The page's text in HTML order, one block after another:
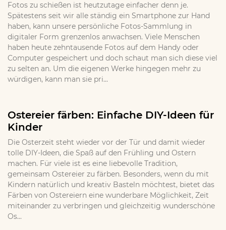
Fotos zu schießen ist heutzutage einfacher denn je.
Spätestens seit wir alle ständig ein Smartphone zur Hand
haben, kann unsere persönliche Fotos-Sammlung in
digitaler Form grenzenlos anwachsen. Viele Menschen
haben heute zehntausende Fotos auf dem Handy oder
Computer gespeichert und doch schaut man sich diese viel
zu selten an. Um die eigenen Werke hingegen mehr zu
würdigen, kann man sie pri...
Ostereier färben: Einfache DIY-Ideen für
Kinder
Die Osterzeit steht wieder vor der Tür und damit wieder
tolle DIY-Ideen, die Spaß auf den Frühling und Ostern
machen. Für viele ist es eine liebevolle Tradition,
gemeinsam Ostereier zu färben. Besonders, wenn du mit
Kindern natürlich und kreativ Basteln möchtest, bietet das
Färben von Ostereiern eine wunderbare Möglichkeit, Zeit
miteinander zu verbringen und gleichzeitig wunderschöne
Os...